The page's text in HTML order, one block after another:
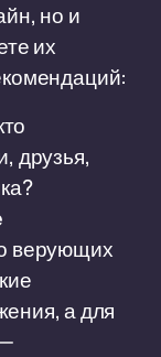
но и
их
друзья,
верующих
а для